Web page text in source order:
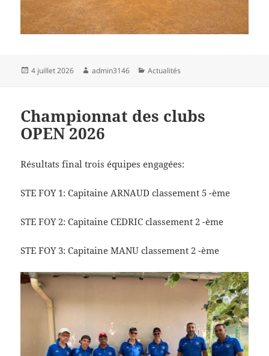
Publié
4 juillet 2026 Auteur
admin3146 Catégories
Actualités
Championnat des clubs
OPEN 2026
Résultats final trois équipes engagées:
STE FOY 1: Capitaine ARNAUD classement 5 -ème
STE FOY 2: Capitaine CEDRIC classement 2 -ème
STE FOY 3: Capitaine MANU classement 2 -ème